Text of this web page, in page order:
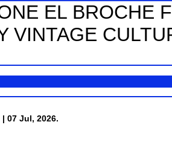
EL BROCHE
VINTAGE
| 07 Jul, 2026.